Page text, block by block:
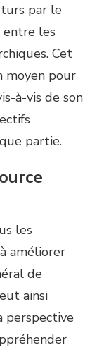
par le
entre les
Cet
moyen pour
à-vis de son
partie.
les
améliorer
de
ainsi
perspective